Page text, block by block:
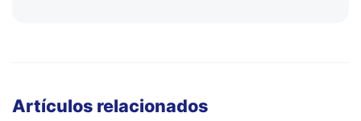
Artículos relacionados